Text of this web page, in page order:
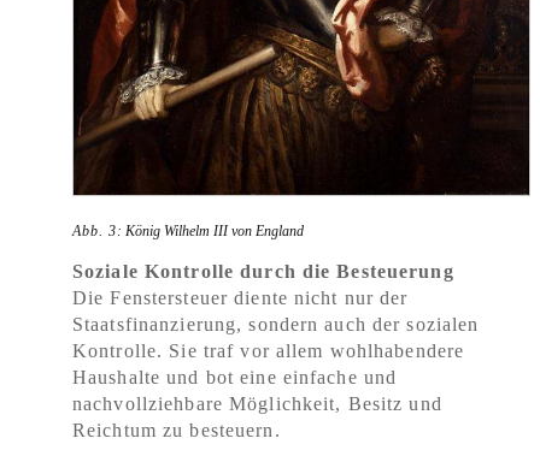
Abb. 3: König Wilhelm III von England
Soziale Kontrolle durch die Besteuerung
Die Fenstersteuer diente nicht nur der
Staatsfinanzierung, sondern auch der sozialen
Kontrolle. Sie traf vor allem wohlhabendere
Haushalte und bot eine einfache und
nachvollziehbare Möglichkeit, Besitz und
Reichtum zu besteuern.